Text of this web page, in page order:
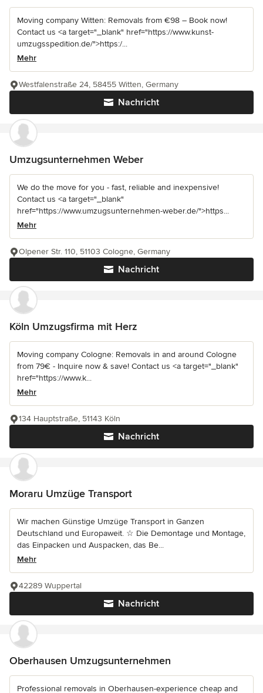
Moving company Witten: Removals from €98 – Book now!
Contact us <a target="_blank" href="https://www.kunst-
umzugsspedition.de/">https:/...
Mehr
Nachricht
Westfalenstraße 24, 58455 Witten, Germany
Umzugsunternehmen Weber
We do the move for you - fast, reliable and inexpensive!
Contact us <a target="_blank"
href="https://www.umzugsunternehmen-weber.de/">https...
Mehr
Nachricht
Olpener Str. 110, 51103 Cologne, Germany
Köln Umzugsfirma mit Herz
Moving company Cologne: Removals in and around Cologne
from 79€ - Inquire now & save! Contact us <a target="_blank"
href="https://www.k...
Mehr
Nachricht
134 Hauptstraße, 51143 Köln
Moraru Umzüge Transport
Wir machen Günstige Umzüge Transport in Ganzen
Deutschland und Europaweit. ☆ Die Demontage und Montage,
das Einpacken und Auspacken, das Be...
Mehr
Nachricht
42289 Wuppertal
Oberhausen Umzugsunternehmen
Professional removals in Oberhausen-experience cheap and